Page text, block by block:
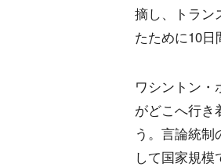
摘し、トラン
たために10日
ワシントン・
がどこへ行き
う。言論統
して国家規模